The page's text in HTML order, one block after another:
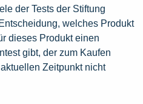
der Tests der Stiftung
welches Produkt
dieses Produkt einen
gibt, der zum Kaufen
Zeitpunkt nicht